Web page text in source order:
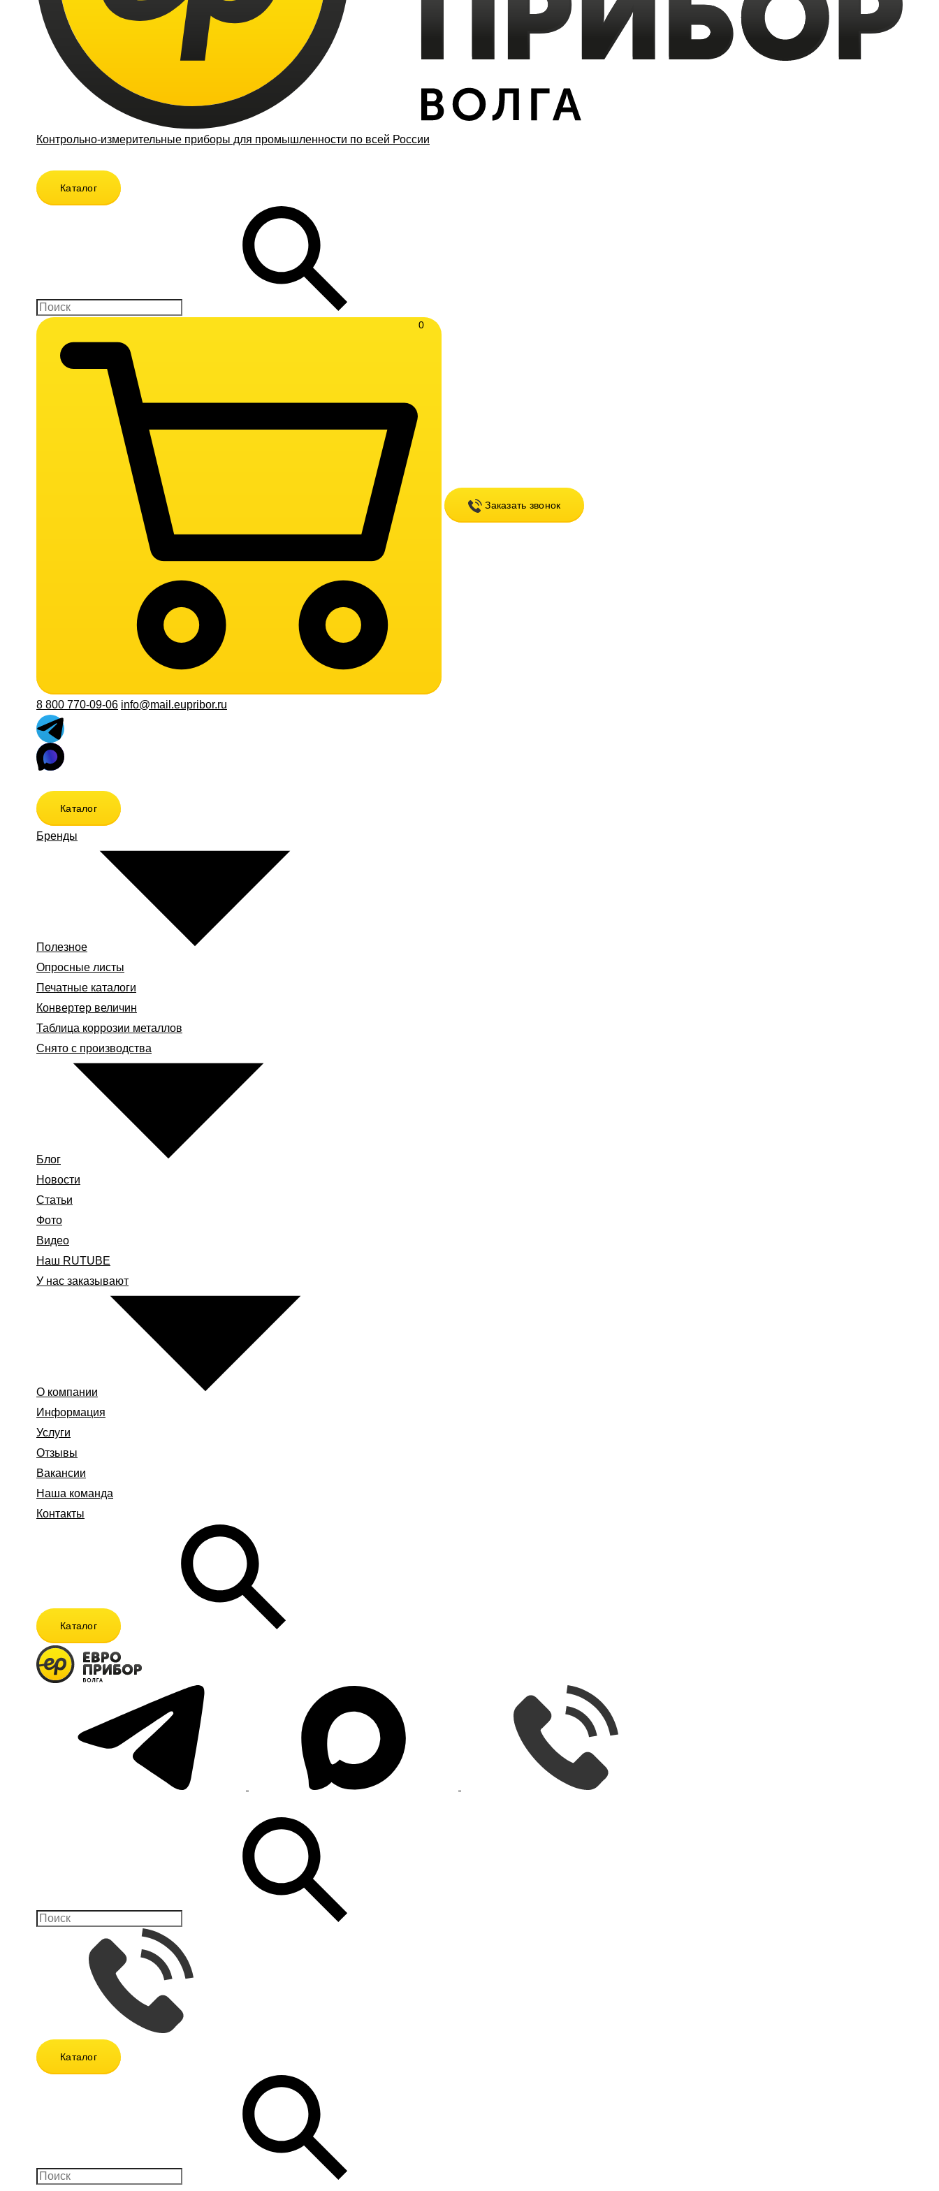
Контрольно-измерительные приборы для промышленности по всей России
Каталог
0
Заказать звонок
8 800 770-09-06 info@mail.eupribor.ru
Каталог
Бренды
Полезное
Опросные листы
Печатные каталоги
Конвертер величин
Таблица коррозии металлов
Снято с производства
Блог
Новости
Статьи
Фото
Видео
Наш RUTUBE
У нас заказывают
О компании
Информация
Услуги
Отзывы
Вакансии
Наша команда
Контакты
Каталог
Каталог